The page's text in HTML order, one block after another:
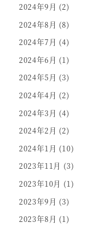
2024年9月 (2)
2024年8月 (8)
2024年7月 (4)
2024年6月 (1)
2024年5月 (3)
2024年4月 (2)
2024年3月 (4)
2024年2月 (2)
2024年1月 (10)
2023年11月 (3)
2023年10月 (1)
2023年9月 (3)
2023年8月 (1)